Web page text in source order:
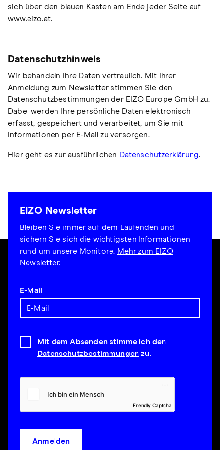
sich über den blauen Kasten am Ende jeder Seite auf
www.eizo.at.
Datenschutzhinweis
Wir behandeln Ihre Daten vertraulich. Mit Ihrer
Anmeldung zum Newsletter stimmen Sie den
Datenschutzbestimmungen der EIZO Europe GmbH zu.
Dabei werden Ihre persönliche Daten elektronisch
erfasst, gespeichert und verarbeitet, um Sie mit
Informationen per E-Mail zu versorgen.
Hier geht es zur ausführlichen Datenschutzerklärung.
EIZO Newsletter
Bleiben Sie immer auf dem Laufenden und
sichern Sie sich die wichtigsten Informationen
rund um unsere Monitore. Mehr zum EIZO
Newsletter.
E-Mail
Mit dem Absenden stimme ich den
Datenschutzbestimmungen zu.
Friendly Captcha
Anmelden